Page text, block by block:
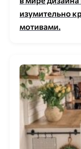
изумительно
мотивами.